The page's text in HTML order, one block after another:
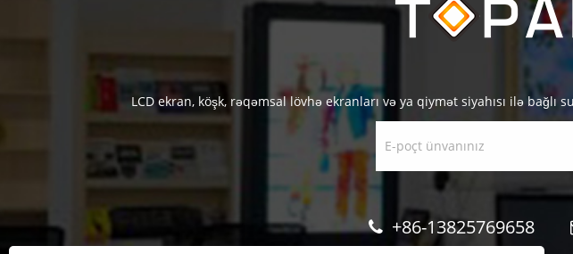
LCD ekran, köşk, rəqəmsal lövhə ekranları və ya qiymət siyahısı ilə
+86-13825769658